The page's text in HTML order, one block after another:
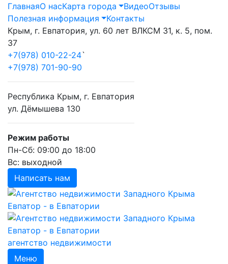
ГлавнаяО насКарта города ВидеоОтзывы
Полезная информация
Контакты
Крым, г. Евпатория, ул. 60 лет ВЛКСМ 31, к. 5, пом.
37
+7(978) 010-22-24`
+7(978) 701-90-90
Республика Крым, г. Евпатория
ул. Дёмышева 130
Режим работы
Пн-Сб: 09:00 до 18:00
Вс: выходной
Написать нам
агентство недвижимости
Меню